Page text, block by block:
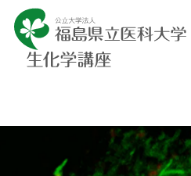
ホーム
教室紹介
講座へのお問合せ